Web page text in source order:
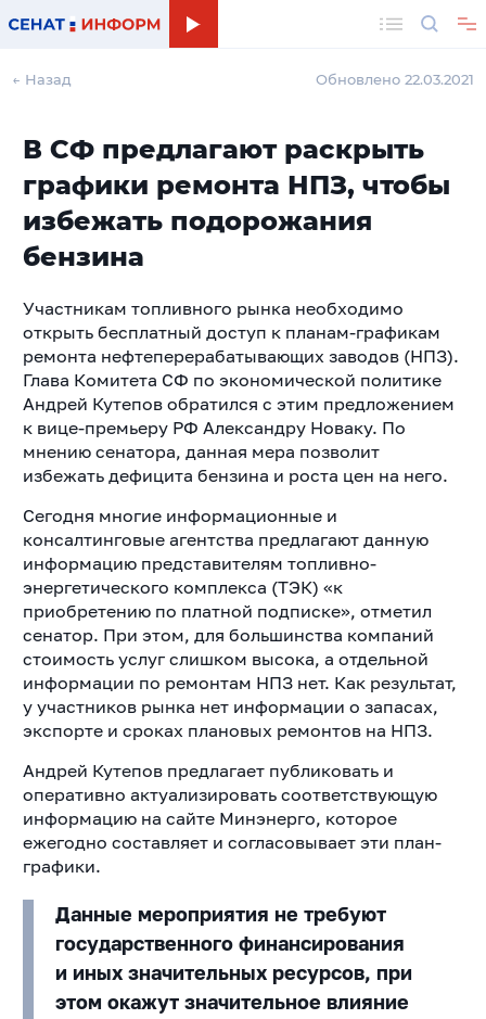
← Назад Обновлено 22.03.2021
В СФ предлагают раскрыть
графики ремонта НПЗ, чтобы
избежать подорожания
бензина
Участникам топливного рынка необходимо
открыть бесплатный доступ к планам-графикам
ремонта нефтеперерабатывающих заводов (НПЗ).
Глава Комитета СФ по экономической политике
Андрей Кутепов обратился с этим предложением
к вице-премьеру РФ Александру Новаку. По
мнению сенатора, данная мера позволит
избежать дефицита бензина и роста цен на него.
Сегодня многие информационные и
консалтинговые агентства предлагают данную
информацию представителям топливно-
энергетического комплекса (ТЭК) «к
приобретению по платной подписке», отметил
сенатор. При этом, для большинства компаний
стоимость услуг слишком высока, а отдельной
информации по ремонтам НПЗ нет. Как результат,
у участников рынка нет информации о запасах,
экспорте и сроках плановых ремонтов на НПЗ.
Андрей Кутепов предлагает публиковать и
оперативно актуализировать соответствующую
информацию на сайте Минэнерго, которое
ежегодно составляет и согласовывает эти план-
графики.
Данные мероприятия не требуют
государственного финансирования
и иных значительных ресурсов, при
этом окажут значительное влияние